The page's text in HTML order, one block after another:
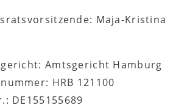
Maja-Kristina
Amtsgericht Hamburg
HRB 121100
DE155155689